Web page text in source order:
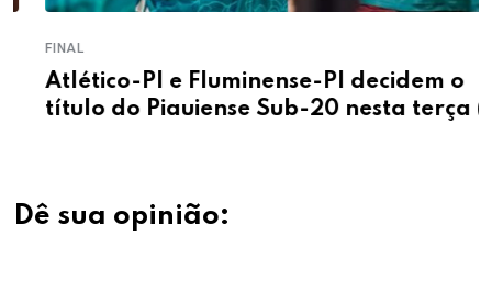
FINAL
Atlético-PI e Fluminense-PI decidem o
título do Piauiense Sub-20 nesta terça (4)
Dê sua opinião: